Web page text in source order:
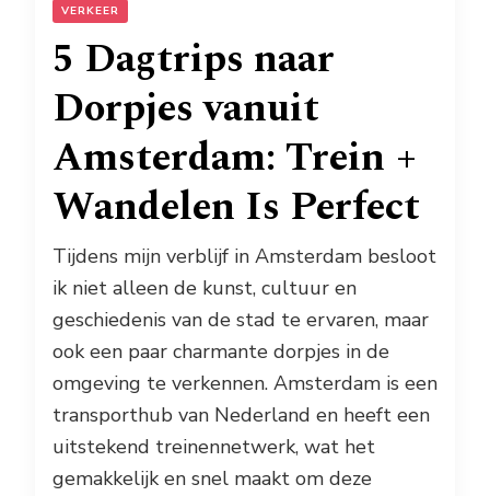
VERKEER
5 Dagtrips naar
Dorpjes vanuit
Amsterdam: Trein +
Wandelen Is Perfect
Tijdens mijn verblijf in Amsterdam besloot
ik niet alleen de kunst, cultuur en
geschiedenis van de stad te ervaren, maar
ook een paar charmante dorpjes in de
omgeving te verkennen. Amsterdam is een
transporthub van Nederland en heeft een
uitstekend treinennetwerk, wat het
gemakkelijk en snel maakt om deze